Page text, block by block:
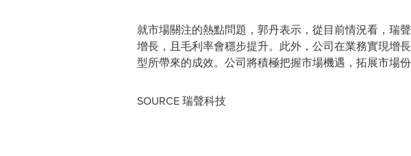
就市場關注的熱點問題，郭丹表示，從目前情況看，瑞
增長，且毛利率會穩步提升。此外，公司在業務實現增
型所帶來的成效。公司將積極把握市場機遇，拓展市場
SOURCE 瑞聲科技